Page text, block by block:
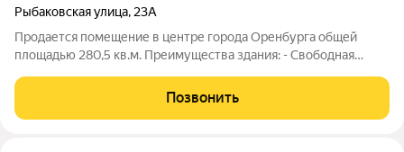
Рыбаковская улица, 23А
Продается помещение в центре города Оренбурга общей
площадью 280,5 кв.м. Преимущества здания: - Свободная
артерий ул.Рыбаковская; - Оснащение всеми коммуникациями
(в необходимых объемах); - Не
Позвонить